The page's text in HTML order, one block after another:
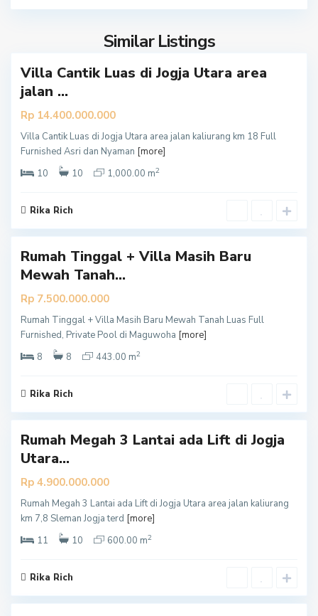
Similar Listings
m
Villa Cantik Luas di Jogja Utara area
jalan ...
Rp 14.400.000.000
Villa Cantik Luas di Jogja Utara area jalan kaliurang km 18 Full
Furnished Asri dan Nyaman [more]
10
10 1,000.00 m2
Rika Rich
S
l
e
a
Rumah Tinggal + Villa Masih Baru
Mewah Tanah...
Rp 7.500.000.000
Rumah Tinggal + Villa Masih Baru Mewah Tanah Luas Full
Furnished, Private Pool di Maguwoha [more]
8
8 443.00 m2
Rika Rich
S
l
e
a
Rumah Megah 3 Lantai ada Lift di Jogja
Utara...
Rp 4.900.000.000
Rumah Megah 3 Lantai ada Lift di Jogja Utara area jalan kaliurang
km 7,8 Sleman Jogja terd [more]
11
10 600.00 m2
Rika Rich
S
l
e
a